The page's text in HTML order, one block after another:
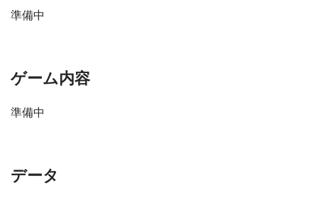
準備中
ゲーム内容
準備中
データ